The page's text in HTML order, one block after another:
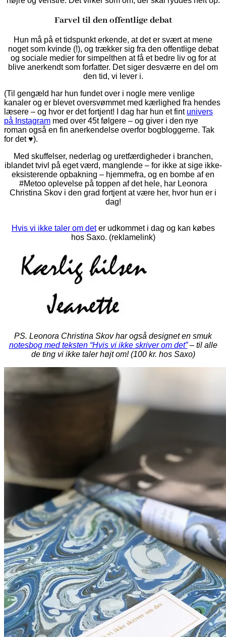
Farvel til den offentlige debat
Hun må på et tidspunkt erkende, at det er svært at mene
noget som kvinde (!), og trækker sig fra den offentlige debat
og sociale medier for simpelthen at få et bedre liv og for at
blive anerkendt som forfatter. Det siger desværre en del om
den tid, vi lever i.
(Til gengæld har hun fundet over i nogle mere venlige
kanaler og er blevet oversvømmet med kærlighed fra hendes
læsere – og hvor er det fortjent! I dag har hun et fint univers
på Instagram med over 45t følgere – og giver i den nye
roman også en fin anerkendelse overfor bogbloggerne. Tak
for det ♥).
Med skuffelser, nederlag og uretfærdigheder i branchen,
iblandet tvivl på eget værd, manglende – for ikke at sige ikke-
eksisterende opbakning – hjemmefra, og en bombe af en
#Metoo oplevelse på toppen af det hele, har Leonora
Christina Skov i den grad fortjent at være her, hvor hun er i
dag!
Hvis vi ikke taler om deter udkommet i dag og kan købes
hos Saxo. (reklamelink)
PS. Leonora Christina Skov har også designet en smuk
notesbog med teksten “Hvis vi ikke skriver om det”– til alle
de ting vi ikke taler højt om! (100 kr. hos Saxo)